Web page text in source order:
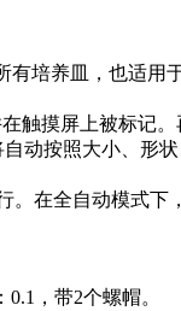
培养皿，也适
摸屏上被标记。
按照大小、形
在全自动模式下
，带2个螺帽。